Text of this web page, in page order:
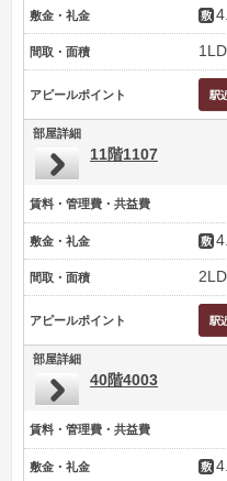
敷金・礼金
間取・面積
アピールポイント
部屋詳細
11階1107
賃料・管理費・共益費
敷金・礼金
間取・面積
アピールポイント
部屋詳細
40階4003
賃料・管理費・共益費
敷金・礼金